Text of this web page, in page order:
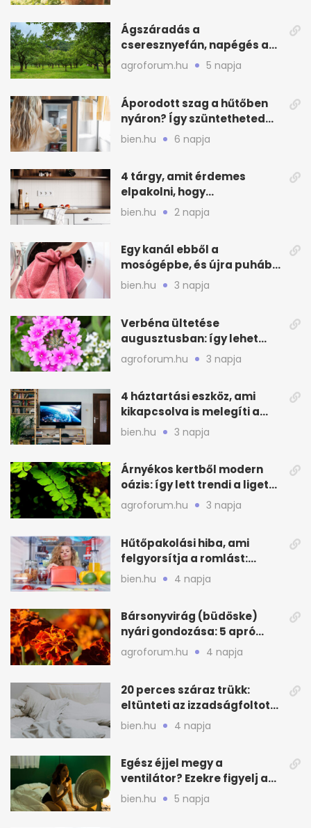
Ágszáradás a
cseresznyefán, napégés a
kajszin: mit tehetsz most?
agroforum.hu 5 napja
Áporodott szag a hűtőben
nyáron? Így szüntetheted
meg olcsón
bien.hu 6 napja
4 tárgy, amit érdemes
elpakolni, hogy
hűvösebbnek tűnjön a lakás
bien.hu 2 napja
Egy kanál ebből a
mosógépbe, és újra puhább
lesz a törölköző
bien.hu 3 napja
Verbéna ültetése
augusztusban: így lehet
még idén virágos a kert
agroforum.hu 3 napja
4 háztartási eszköz, ami
kikapcsolva is melegíti a
lakást
bien.hu 3 napja
Árnyékos kertből modern
oázis: így lett trendi a ligetes
zöld
agroforum.hu 3 napja
Hűtőpakolási hiba, ami
felgyorsítja a romlást:
zónákra figyelj
bien.hu 4 napja
Bársonyvirág (büdöske)
nyári gondozása: 5 apró
lépés a dús virágzásért
agroforum.hu 4 napja
20 perces száraz trükk:
eltünteti az izzadságfoltot
és a szagot a matracról
bien.hu 4 napja
Egész éjjel megy a
ventilátor? Ezekre figyelj a
hőségben alvásnál
bien.hu 5 napja